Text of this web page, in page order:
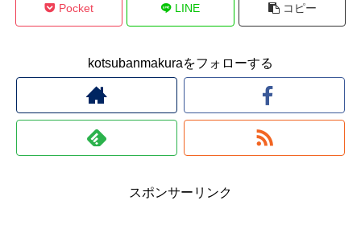
Pocket LINE コピー
kotsubanmakuraをフォローする
スポンサーリンク